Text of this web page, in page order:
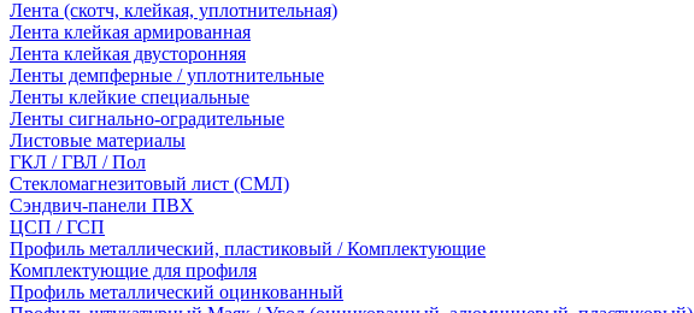
Лента (скотч, клейкая, уплотнительная)
Лента клейкая армированная
Лента клейкая двусторонняя
Ленты демпферные / уплотнительные
Ленты клейкие специальные
Ленты сигнально-оградительные
Листовые материалы
ГКЛ / ГВЛ / Пол
Стекломагнезитовый лист (СМЛ)
Сэндвич-панели ПВХ
ЦСП / ГСП
Профиль металлический, пластиковый / Комплектующие
Комплектующие для профиля
Профиль металлический оцинкованный